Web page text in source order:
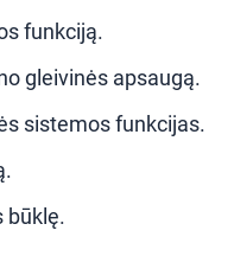
funkciją.
gleivinės apsaugą.
sistemos funkcijas.
būklę.